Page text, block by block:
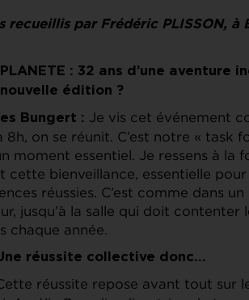
recueillis par Frédéric PLISSON, à
PLANETE : 32 ans d’une
édition ?
Bungert : Je vis cet événement
8h, on se réunit. C’est notre « task
moment essentiel. Je ressens à
cette bienveillance, essentielle
réussies. C’est comme dans
jusqu’à la salle qui doit
chaque année.
réussite collective donc…
réussite repose avant tout sur